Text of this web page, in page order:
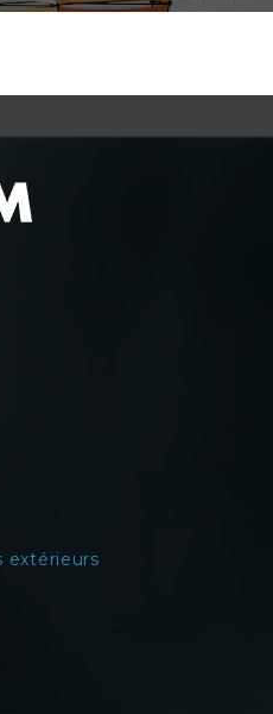
extérieurs